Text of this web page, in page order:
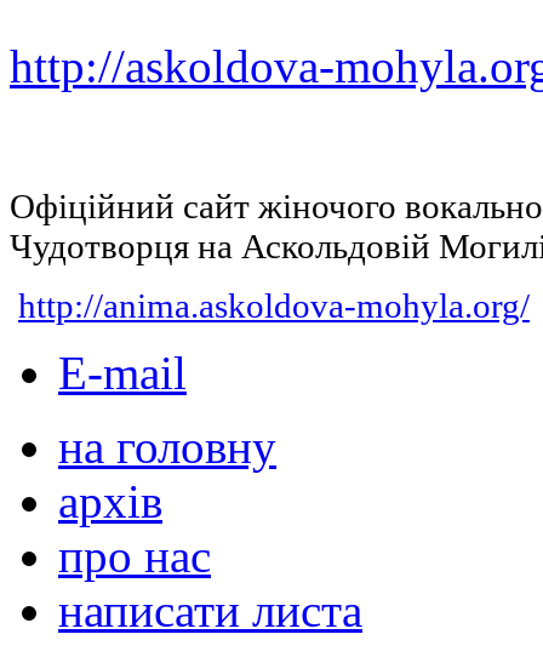
http://askoldova-
Офіційний сайт жіночого
Чудотворця на Аскольдовій
http://anima.askoldova-mohyla.org/
E-mail
на головну
архів
про нас
написати листа